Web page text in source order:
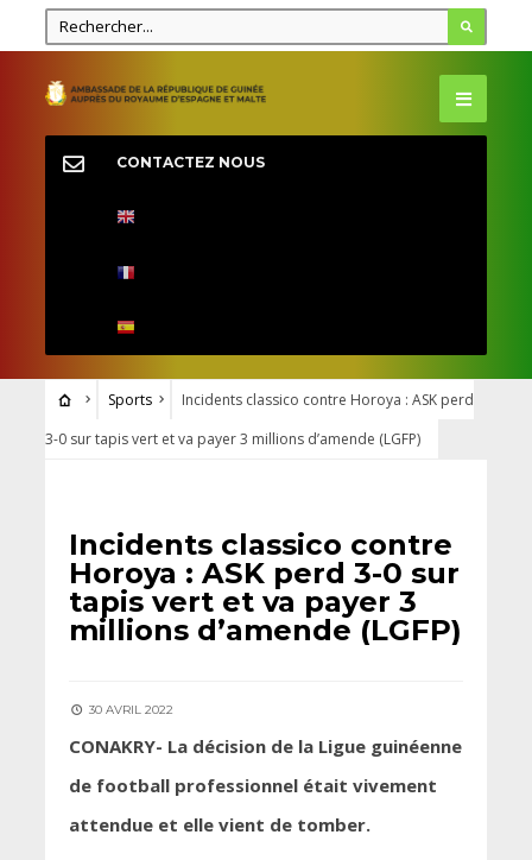
CONTACTEZ NOUS
Sports
Incidents classico contre Horoya : ASK perd
3-0 sur tapis vert et va payer 3 millions d’amende (LGFP)
Incidents classico contre
Horoya : ASK perd 3-0 sur
tapis vert et va payer 3
millions d’amende (LGFP)
30 AVRIL 2022
CONAKRY- La décision de la Ligue guinéenne
de football professionnel était vivement
attendue et elle vient de tomber.